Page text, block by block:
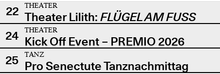
22
THEATER
Theater Lilith: FLÜGEL AM FUSS
24
THEATER
Kick Off Event – PREMIO 2026
25
TANZ
Pro Senectute Tanznachmittag